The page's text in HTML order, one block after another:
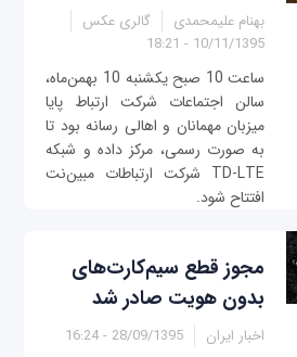
بهنام علیمحمدی
گالری عکس
10/11/1395 - 18:21
ساعت 10 صبح یکشنبه 10 بهمن‌ماه،
سالن اجتماعات شرکت ارتباط پایا
میزبان مهمانان و اهالی رسانه بود تا
به صورت رسمی، مرکز داده و شبکه
TD-LTE شرکت ارتباطات مبین‌نت
افتتاح شود.
مجوز قطع سیم‌کارت‌های
بدون هویت صادر شد
اخبار ایران 28/09/1395 - 16:24